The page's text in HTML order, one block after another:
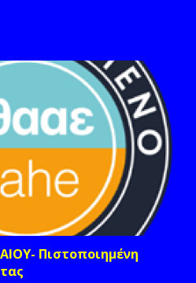
Πιστοποιημένη